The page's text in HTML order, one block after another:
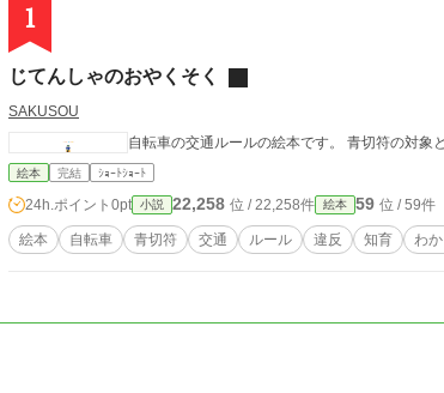
1
じてんしゃのおやくそく
SAKUSOU
自転車の交通ルールの絵本です。 青切符の対象
絵本 完結 ｼｮｰﾄｼｮｰﾄ
24h.ポイント 0pt 小説 22,258 位 / 22,258件 絵本 59 位 / 59件
絵本 自転車 青切符 交通 ルール 違反 知育 わ